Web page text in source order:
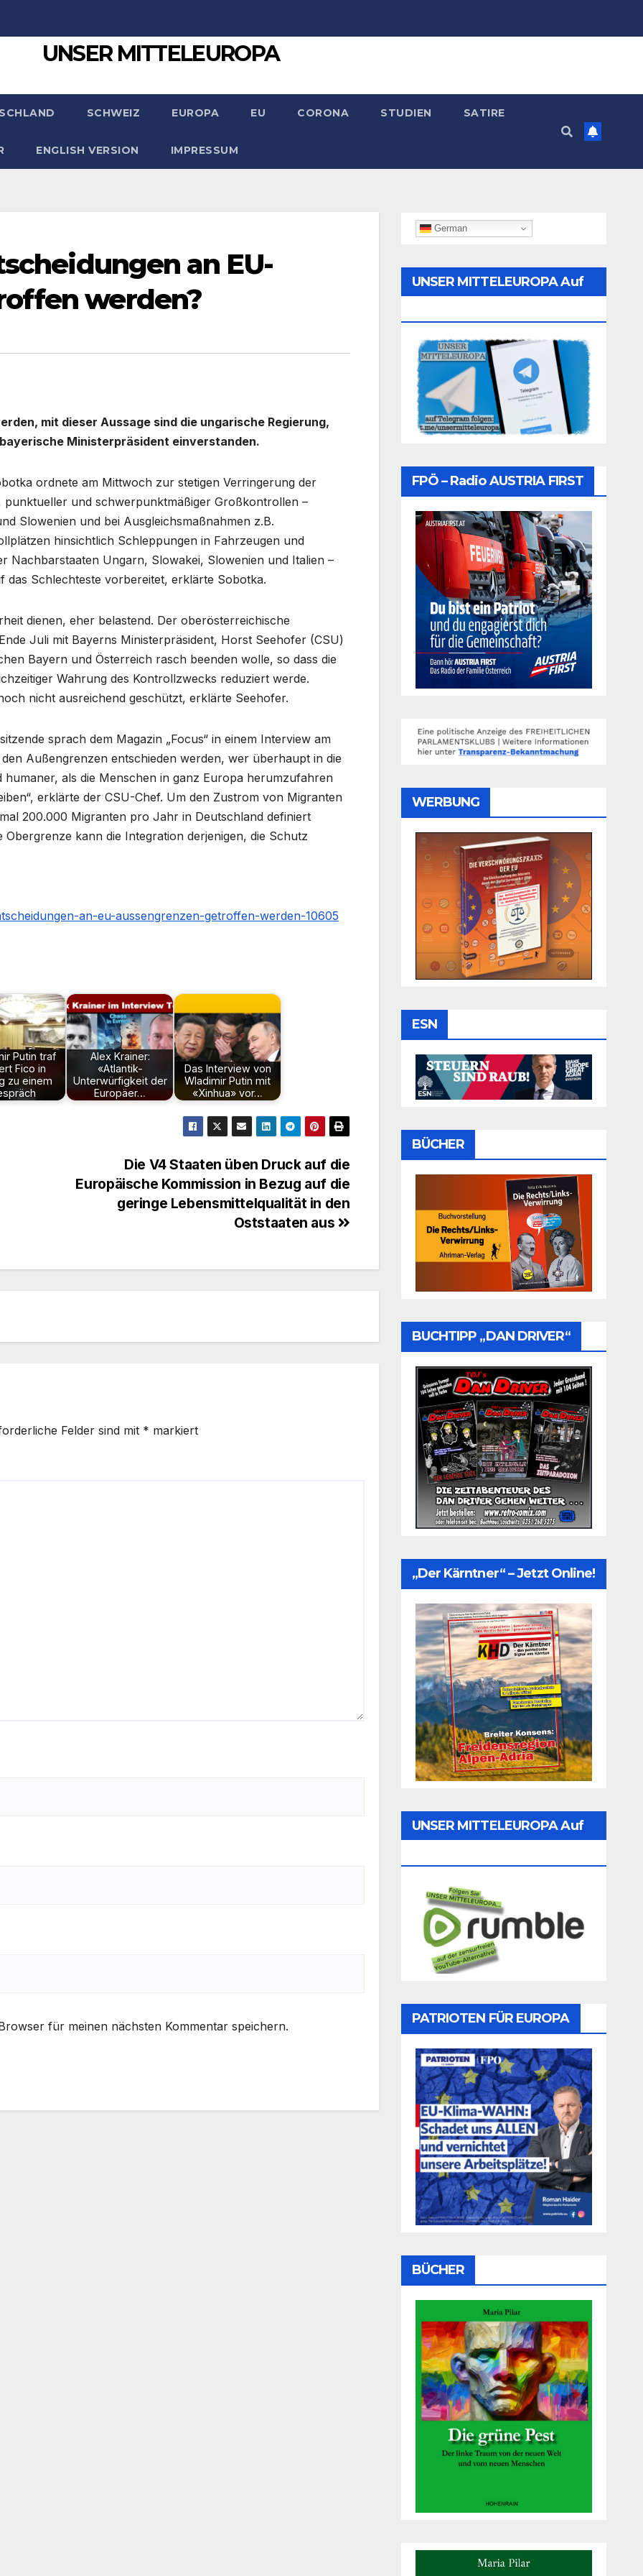
UNSER MITTELEUROPA
SCHWEIZ EUROPA EU CORONA STUDIEN SATIRE
ENGLISH VERSION IMPRESSUM
an EU-
werden?
mit dieser Aussage sind die ungarische Regierung,
Ministerpräsident einverstanden.
ordnete am Mittwoch zur stetigen Verringerung der
und schwerpunktmäßiger Großkontrollen –
Slowenien und bei Ausgleichsmaßnahmen z.B.
hinsichtlich Schleppungen in Fahrzeugen und
Nachbarstaaten Ungarn, Slowakei, Slowenien und Italien –
das Schlechteste vorbereitet, erklärte Sobotka.
dienen, eher belastend. Der oberösterreichische
Juli mit Bayerns Ministerpräsident, Horst Seehofer (CSU)
Bayern und Österreich rasch beenden wolle, so dass die
Wahrung des Kontrollzwecks reduziert werde.
nicht ausreichend geschützt, erklärte Seehofer.
sprach dem Magazin „Focus“ in einem Interview am
Außengrenzen entschieden werden, wer überhaupt in die
humaner, als die Menschen in ganz Europa herumzufahren
erklärte der CSU-Chef. Um den Zustrom von Migranten
200.000 Migranten pro Jahr in Deutschland definiert
kann die Integration derjenigen, die Schutz
an-eu-aussengrenzen-getroffen-werden-10605
Putin traf
Fico in
zu einem
Alex Krainer:
«Atlantik-
Unterwürfigkeit der
Europäer…
Das Interview von
Wladimir Putin mit
«Xinhua» vor…
Die V4 Staaten üben Druck auf die
Europäische Kommission in Bezug auf die
geringe Lebensmittelqualität in den
Oststaaten aus
Felder sind mit * markiert
für meinen nächsten Kommentar speichern.
German
UNSER MITTELEUROPA Auf
FPÖ – Radio AUSTRIA FIRST
WERBUNG
ESN
BÜCHER
BUCHTIPP „DAN DRIVER“
„Der Kärntner“ – Jetzt Online!
UNSER MITTELEUROPA Auf
PATRIOTEN FÜR EUROPA
BÜCHER